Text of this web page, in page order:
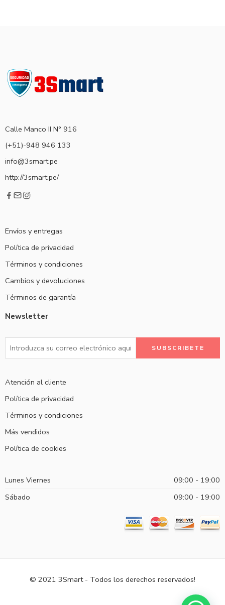
Calle Manco II N° 916
(+51)-948 946 133
info@3smart.pe
http://3smart.pe/
Envíos y entregas
Política de privacidad
Términos y condiciones
Cambios y devoluciones
Términos de garantía
Newsletter
Atención al cliente
Política de privacidad
Términos y condiciones
Más vendidos
Política de cookies
Lunes Viernes
09:00 - 19:00
Sábado
09:00 - 19:00
© 2021 3Smart - Todos los derechos reservados!